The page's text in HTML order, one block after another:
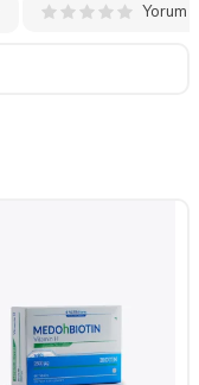
Yorum